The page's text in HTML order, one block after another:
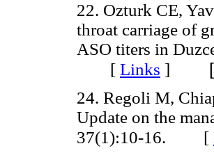
22. Ozturk CE,
throat carriage of
ASO titers in
[ Links ] [
24. Regoli M,
Update on the
37(1):10-16. [